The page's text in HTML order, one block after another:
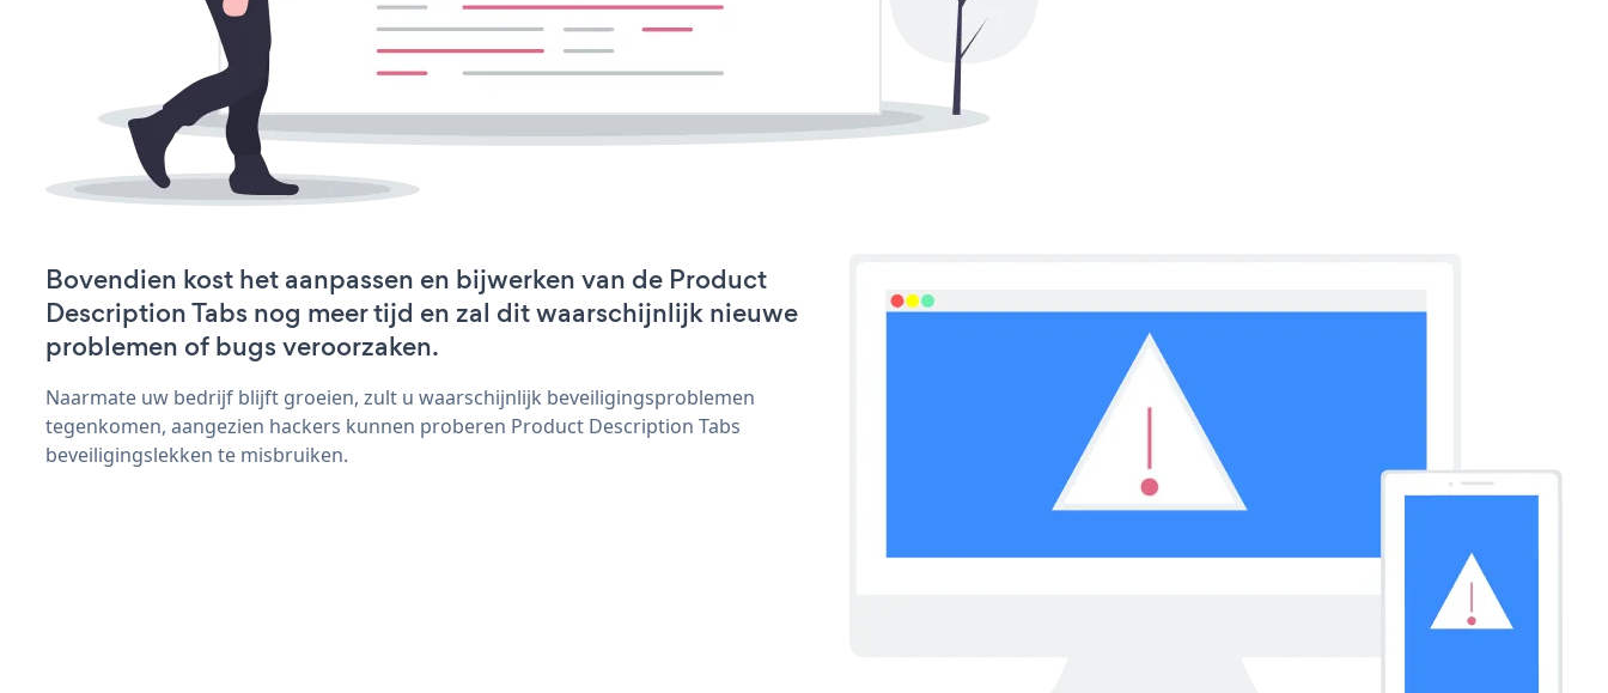
Bovendien kost het aanpassen en bijwerken van de Product
Description Tabs nog meer tijd en zal dit waarschijnlijk nieuwe
problemen of bugs veroorzaken.
Naarmate uw bedrijf blijft groeien, zult u waarschijnlijk beveiligingsproblemen
tegenkomen, aangezien hackers kunnen proberen Product Description Tabs
beveiligingslekken te misbruiken.